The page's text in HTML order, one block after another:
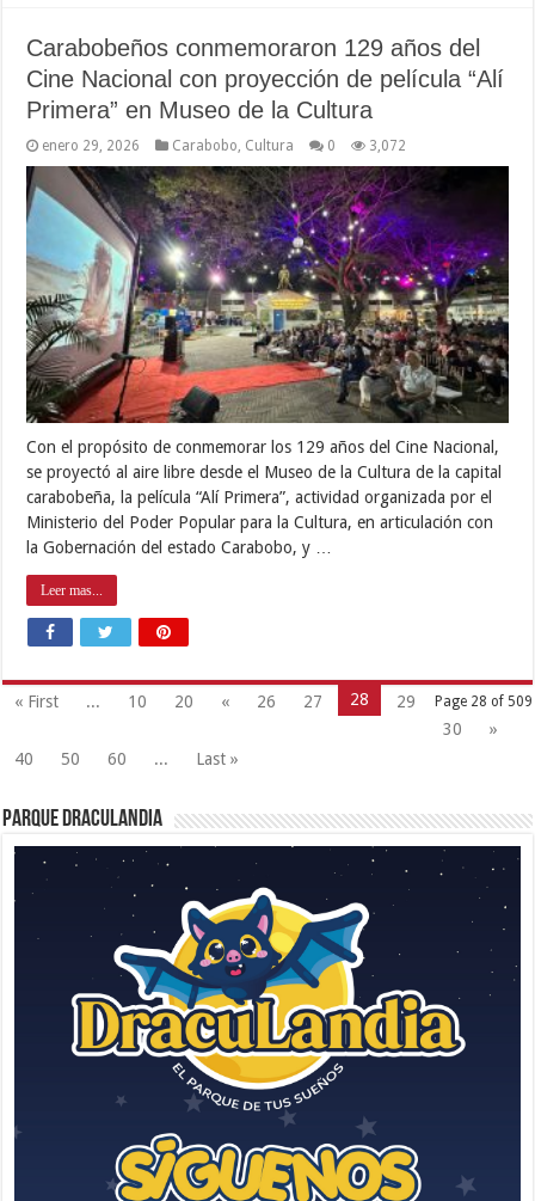
Carabobeños conmemoraron 129 años del
Cine Nacional con proyección de película “Alí
Primera” en Museo de la Cultura
enero 29, 2026 Carabobo, Cultura 0 3,072
Con el propósito de conmemorar los 129 años del Cine Nacional,
se proyectó al aire libre desde el Museo de la Cultura de la capital
carabobeña, la película “Alí Primera”, actividad organizada por el
Ministerio del Poder Popular para la Cultura, en articulación con
la Gobernación del estado Carabobo, y …
Leer mas...
Page 28 of 509
« First ... 10 20 « 26 27 28
29
30
»
40
50 60 ... Last »
Parque Draculandia